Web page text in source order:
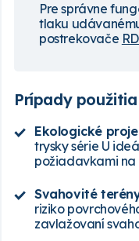
Pre správne
tlaku
postrekovače
Prípady
Ekologické
trysky série U
požiadavkami na
Svahovité
riziko
zavlažovaní